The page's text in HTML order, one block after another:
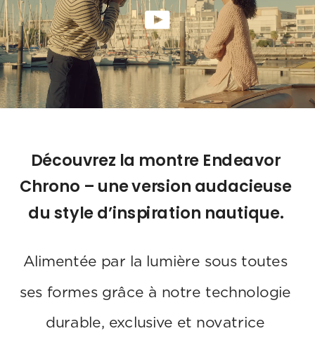
Alimentée par la lumière sous toutes
ses formes grâce à notre technologie
durable, exclusive et novatrice
Découvrez la montre Endeavor
Chrono – une version audacieuse
du style d’inspiration nautique.